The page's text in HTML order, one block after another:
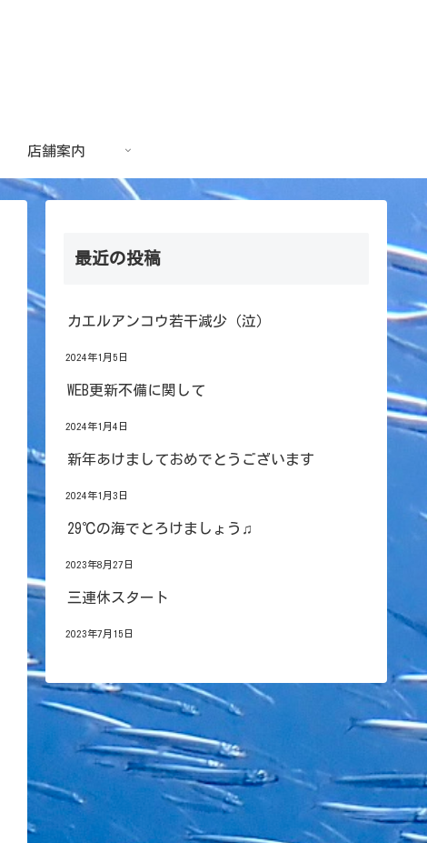
店舗案内
最近の投稿
カエルアンコウ若干減少（泣）
2024年1月5日
WEB更新不備に関して
2024年1月4日
新年あけましておめでとうございます
2024年1月3日
29℃の海でとろけましょう♫
2023年8月27日
三連休スタート
2023年7月15日